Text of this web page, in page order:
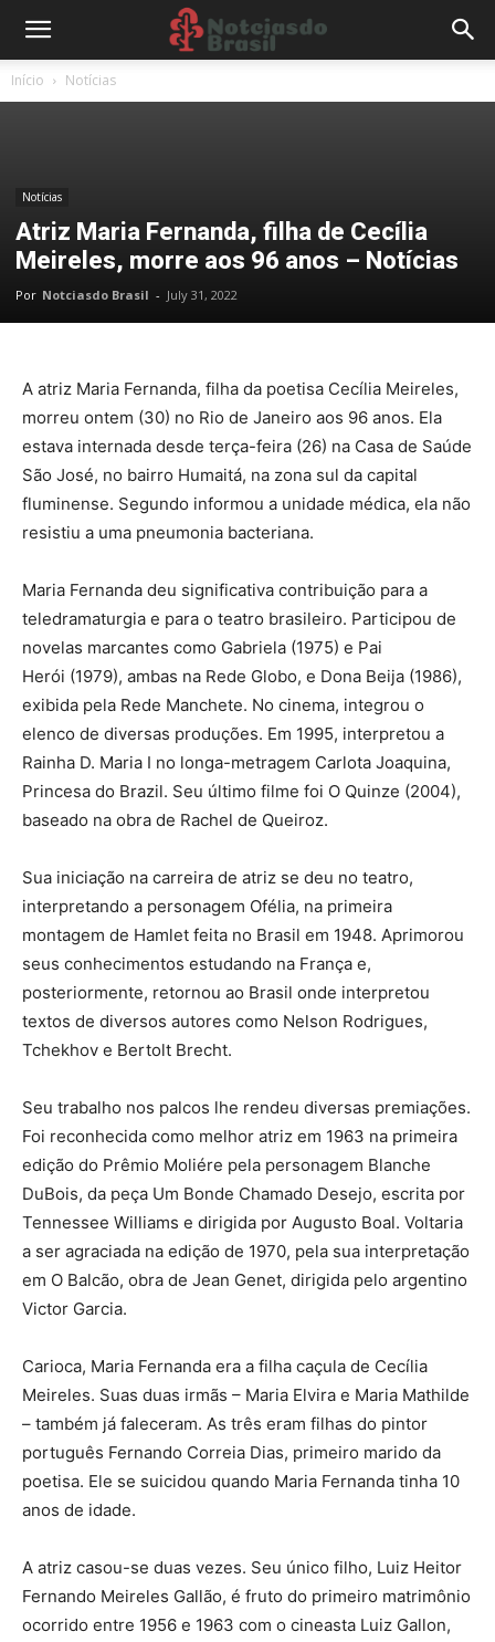
Início Notícias
Notícias
Atriz Maria Fernanda, filha de Cecília
Meireles, morre aos 96 anos – Notícias
Por Notciasdo Brasil - July 31, 2022
A atriz Maria Fernanda, filha da poetisa Cecília Meireles,
morreu ontem (30) no Rio de Janeiro aos 96 anos. Ela
estava internada desde terça-feira (26) na Casa de Saúde
São José, no bairro Humaitá, na zona sul da capital
fluminense. Segundo informou a unidade médica, ela não
resistiu a uma pneumonia bacteriana.
Maria Fernanda deu significativa contribuição para a
teledramaturgia e para o teatro brasileiro. Participou de
novelas marcantes como Gabriela (1975) e Pai
Herói (1979), ambas na Rede Globo, e Dona Beija (1986),
exibida pela Rede Manchete. No cinema, integrou o
elenco de diversas produções. Em 1995, interpretou a
Rainha D. Maria I no longa-metragem Carlota Joaquina,
Princesa do Brazil. Seu último filme foi O Quinze (2004),
baseado na obra de Rachel de Queiroz.
Sua iniciação na carreira de atriz se deu no teatro,
interpretando a personagem Ofélia, na primeira
montagem de Hamlet feita no Brasil em 1948. Aprimorou
seus conhecimentos estudando na França e,
posteriormente, retornou ao Brasil onde interpretou
textos de diversos autores como Nelson Rodrigues,
Tchekhov e Bertolt Brecht.
Seu trabalho nos palcos lhe rendeu diversas premiações.
Foi reconhecida como melhor atriz em 1963 na primeira
edição do Prêmio Moliére pela personagem Blanche
DuBois, da peça Um Bonde Chamado Desejo, escrita por
Tennessee Williams e dirigida por Augusto Boal. Voltaria
a ser agraciada na edição de 1970, pela sua interpretação
em O Balcão, obra de Jean Genet, dirigida pelo argentino
Victor Garcia.
Carioca, Maria Fernanda era a filha caçula de Cecília
Meireles. Suas duas irmãs – Maria Elvira e Maria Mathilde
– também já faleceram. As três eram filhas do pintor
português Fernando Correia Dias, primeiro marido da
poetisa. Ele se suicidou quando Maria Fernanda tinha 10
anos de idade.
A atriz casou-se duas vezes. Seu único filho, Luiz Heitor
Fernando Meireles Gallão, é fruto do primeiro matrimônio
ocorrido entre 1956 e 1963 com o cineasta Luiz Gallon,